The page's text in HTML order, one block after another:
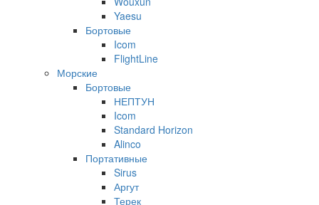
Yaesu
Бортовые
Icom
FlightLine
Морские
Бортовые
НЕПТУН
Icom
Standard Horizon
Alinco
Портативные
Sirus
Аргут
Терек